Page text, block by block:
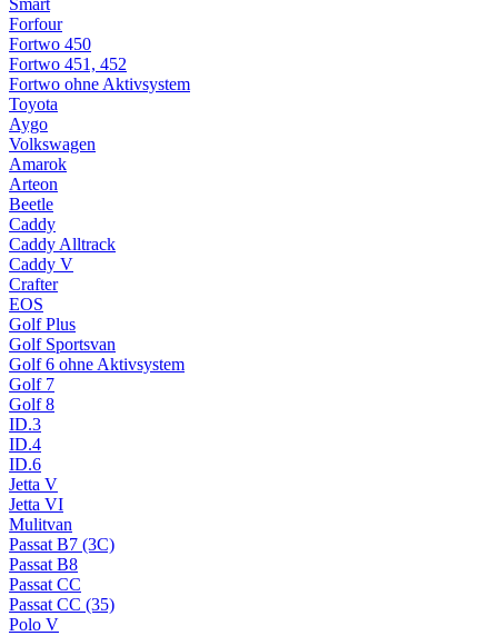
Smart
Forfour
Fortwo 450
Fortwo 451, 452
Fortwo ohne Aktivsystem
Toyota
Aygo
Volkswagen
Amarok
Arteon
Beetle
Caddy
Caddy Alltrack
Caddy V
Crafter
EOS
Golf Plus
Golf Sportsvan
Golf 6 ohne Aktivsystem
Golf 7
Golf 8
ID.3
ID.4
ID.6
Jetta V
Jetta VI
Mulitvan
Passat B7 (3C)
Passat B8
Passat CC
Passat CC (35)
Polo V